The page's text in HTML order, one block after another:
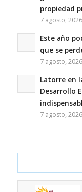
propiedad
7 agosto,
Este año
que se
7 agosto,
Latorre en
Desarrollo
7 agosto,